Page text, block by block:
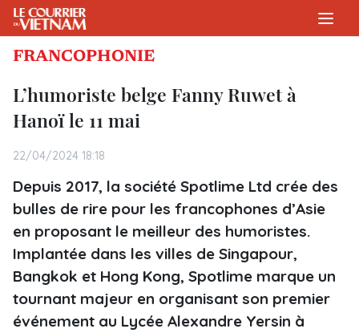
FRANCOPHONIE
L’humoriste belge Fanny Ruwet à
Hanoï le 11 mai
22/04/2024 18:18
Depuis 2017, la société Spotlime Ltd crée des
bulles de rire pour les francophones d’Asie
en proposant le meilleur des humoristes.
Implantée dans les villes de Singapour,
Bangkok et Hong Kong, Spotlime marque un
tournant majeur en organisant son premier
événement au Lycée Alexandre Yersin à